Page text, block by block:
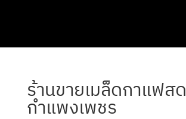
ร้านขายเมล็ดกาแฟสด
กำแพงเพชร